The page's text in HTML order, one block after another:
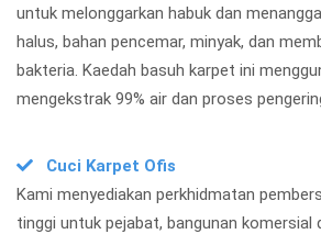
untuk melonggarkan habuk dan
halus, bahan pencemar, minyak, dan
bakteria. Kaedah basuh karpet ini
mengekstrak 99% air dan proses
Cuci Karpet Ofis
Kami menyediakan perkhidmatan
tinggi untuk pejabat, bangunan komersial